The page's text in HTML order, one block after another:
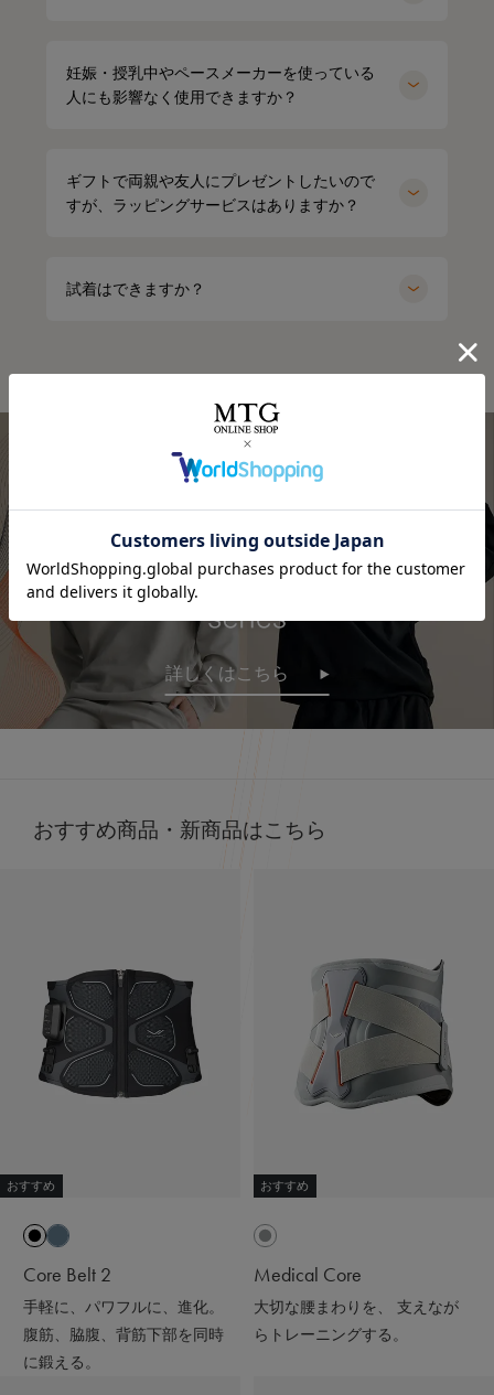
妊娠・授乳中やペースメーカーを使っている
人にも影響なく使用できますか？
ギフトで両親や友人にプレゼントしたいので
すが、ラッピングサービスはありますか？
試着はできますか？
詳しくはこちら
.
オールブラックにブルーニットで差し色に🩵
インナーの黒Tシャツは、 @sixpad_official のリカバリー
冬にも大活躍したロングスリーブ
着心地もよくて、👨とシェアして使ってる
SSは新色もでるみたい！
4/15までに予約すると、オリジナルアイテムもGETできる
#PR #SIXPAD #シックスパッド #リカバリーウェア #着る
だけで疲労回復
最近よく目にする〝リカバリーウェア〟って
今私が着ているポロシャツがそうなの❣️
【シックスパッド リカバリーウェア ポロシャツ】
何がすごいって、着るだけで血行を促進して、
質の高い疲労回復を実現する一般医療機器のウェアなんだ
よ😭🤝✨
その仕組みが、天然鉱石を練りこんだ特殊繊維、
Mediculation®️（メディキュレーション）※を使用した生
地だから🧵
って😉
他にも、筋肉のハリ・コリの緩和、筋肉の疲れを軽減して
くれるなど、日々の疲れや緊張を和らげてくれる優れもの
❤️
着心地も抜群なんだよー😍
ストレッチがきいていて吸水速乾性もあって
接触冷感で肌触りも良いの🫶🏻💭
ギフトにもおすすめだよ🎁💝
だけで疲労回復
おすすめ商品・新商品はこちら
おすすめ
Core Belt 2
手軽に、パワフルに、進化。
腹筋、脇腹、背筋下部を同時
に鍛える。
おすすめ
Medical Core
大切な腰まわりを、 支えなが
らトレーニングする。